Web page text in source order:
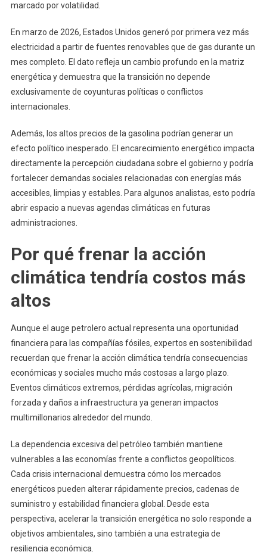
marcado por volatilidad.
En marzo de 2026, Estados Unidos generó por primera vez más
electricidad a partir de fuentes renovables que de gas durante un
mes completo. El dato refleja un cambio profundo en la matriz
energética y demuestra que la transición no depende
exclusivamente de coyunturas políticas o conflictos
internacionales.
Además, los altos precios de la gasolina podrían generar un
efecto político inesperado. El encarecimiento energético impacta
directamente la percepción ciudadana sobre el gobierno y podría
fortalecer demandas sociales relacionadas con energías más
accesibles, limpias y estables. Para algunos analistas, esto podría
abrir espacio a nuevas agendas climáticas en futuras
administraciones.
Por qué frenar la acción
climática tendría costos más
altos
Aunque el auge petrolero actual representa una oportunidad
financiera para las compañías fósiles, expertos en sostenibilidad
recuerdan que frenar la acción climática tendría consecuencias
económicas y sociales mucho más costosas a largo plazo.
Eventos climáticos extremos, pérdidas agrícolas, migración
forzada y daños a infraestructura ya generan impactos
multimillonarios alrededor del mundo.
La dependencia excesiva del petróleo también mantiene
vulnerables a las economías frente a conflictos geopolíticos.
Cada crisis internacional demuestra cómo los mercados
energéticos pueden alterar rápidamente precios, cadenas de
suministro y estabilidad financiera global. Desde esta
perspectiva, acelerar la transición energética no solo responde a
objetivos ambientales, sino también a una estrategia de
resiliencia económica.